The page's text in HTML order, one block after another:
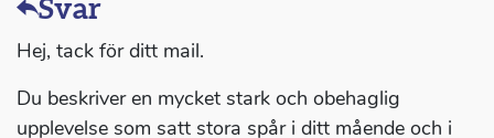
Svar
Hej, tack för ditt mail.
Du beskriver en mycket stark och obehaglig
upplevelse som satt stora spår i ditt mående och i